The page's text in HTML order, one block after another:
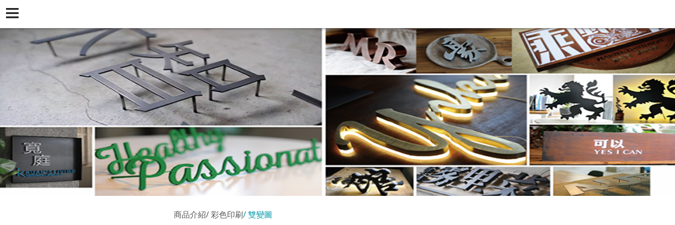
商品介紹 彩色印刷 雙變圖